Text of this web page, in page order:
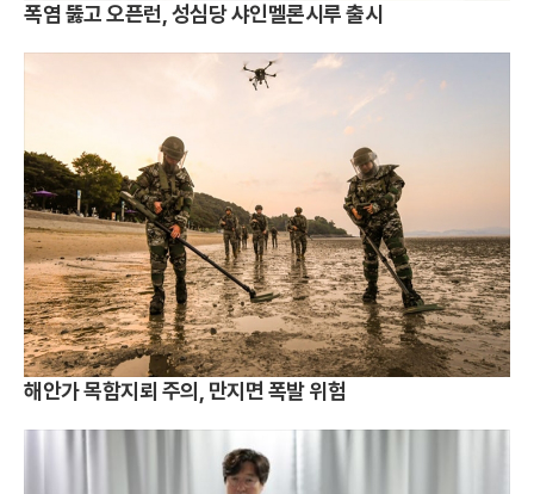
폭염 뚫고 오픈런, 성심당 샤인멜론시루 출시
해안가 목함지뢰 주의, 만지면 폭발 위험